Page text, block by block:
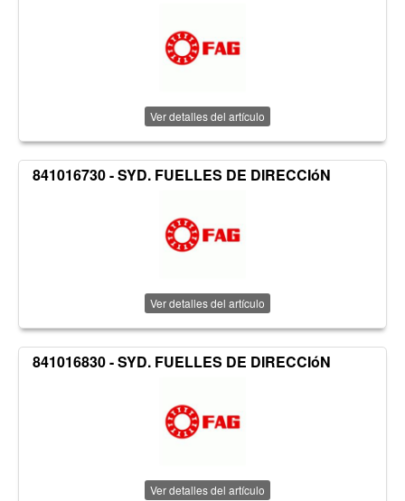
Ver detalles del artículo
841016730 - SYD. FUELLES DE DIRECCIóN
Ver detalles del artículo
841016830 - SYD. FUELLES DE DIRECCIóN
Ver detalles del artículo